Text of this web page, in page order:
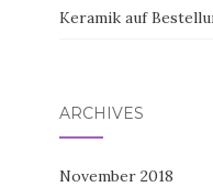
Keramik auf
ARCHIVES
November 2018